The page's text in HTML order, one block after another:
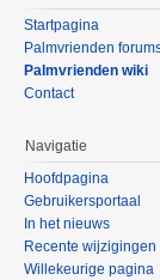
Startpagina
Palmvrienden
Palmvrienden wiki
Contact
Navigatie
Hoofdpagina
Gebruikersportaal
In het nieuws
Recente wijzigingen
Willekeurige pagina